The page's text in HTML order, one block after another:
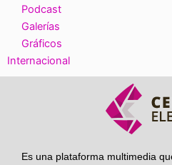
Podcast
Galerías
Gráficos
Internacional
Es una plataforma multimedia